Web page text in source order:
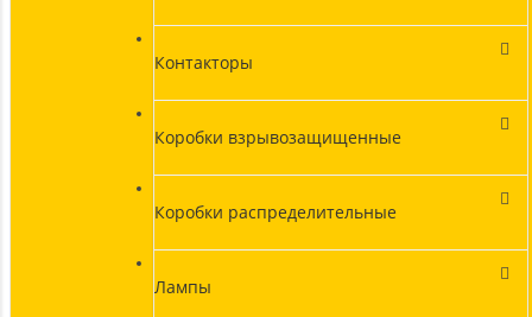
Контакторы
Коробки взрывозащищенные
Коробки распределительные
Лампы